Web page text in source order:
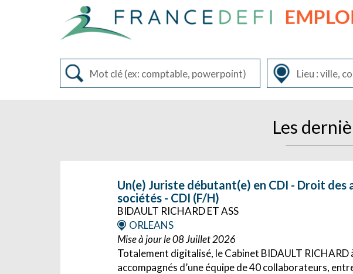
Les
Un(e) Juriste débutant(e) en CDI - Droit
sociétés - CDI (F/H)
BIDAULT RICHARD ET ASS
ORLEANS
Mise à jour le 08 Juillet 2026
Totalement digitalisé, le Cabinet BIDAULT
accompagnés d’une équipe de 40 collaborateurs,